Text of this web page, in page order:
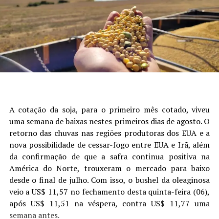
próximo de 40%”, relata. “O custo da semente, por
exemplo, que ficava em torno de 5% chegou a superar os
10% no custo de produção”, calcula.
Rosa diz ainda que a Aprosoja tem trabalhado para
aprimorar a legislação brasileira, seja aprovando leis
para o uso de agrotóxicos ou para produção de
50% o custo com os químicos”, destaca. “Também
estamos discutindo a modernização da lei de cultivares,
assim como buscando apoiar financeiramente os
produtores, especialmente do Rio Grande do Sul, por
intermédio de ferramentas de renegociação de dívidas”,
explica Rosa.
Agregação de valor nas cooperativas
– Outro ponto
em debate foi o papel das cooperativas na produção de
soja, tema conduzido por Robson Mafioletti,
Autor:Crislaine Oliveira (Comunicação Aprosoja/MS) e
Laura Toledo (Comunicação Sistema Famasul)
Site: Aprosoja/MS
análise mostrou que o grupo de maturação foi o fator
que mais explicou a variabilidade da produtividade,
seguido de data de semeadura, fósforo, potássio e
presença de camada compactada (Figura 1).
Figura 1. Análise de árvore de regressão mostrando os
A cotação da soja, para o primeiro mês cotado, viveu
uma semana de baixas nestes primeiros dias de agosto. O
retorno das chuvas nas regiões produtoras dos EUA e a
nova possibilidade de cessar-fogo entre EUA e Irã, além
da confirmação de que a safra continua positiva na
América do Norte, trouxeram o mercado para baixo
desde o final de julho. Com isso, o bushel da oleaginosa
veio a US$ 11,57 no fechamento desta quinta-feira (06),
após US$ 11,51 na véspera, contra US$ 11,77 uma
semana antes.